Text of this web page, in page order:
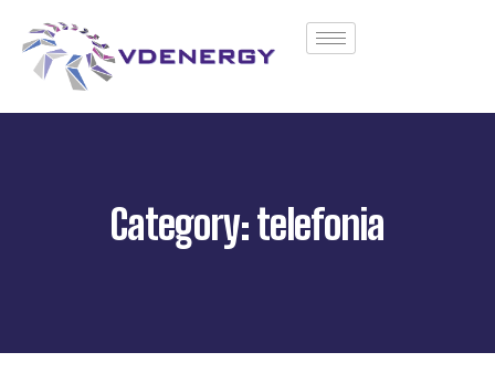
Category: telefonia